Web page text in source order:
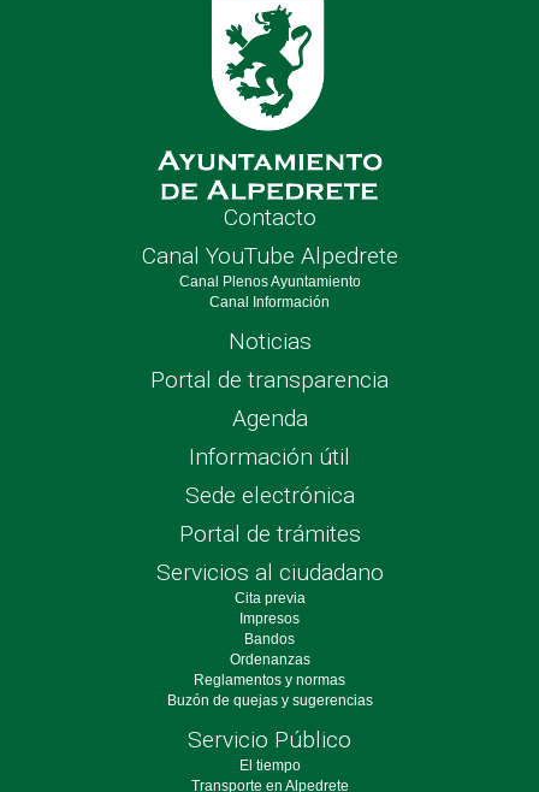
Contacto
Canal YouTube Alpedrete
Canal Plenos Ayuntamiento
Canal Información
Noticias
Portal de transparencia
Agenda
Información útil
Sede electrónica
Portal de trámites
Servicios al ciudadano
Cita previa
Impresos
Bandos
Ordenanzas
Reglamentos y normas
Buzón de quejas y sugerencias
Servicio Público
El tiempo
Transporte en Alpedrete